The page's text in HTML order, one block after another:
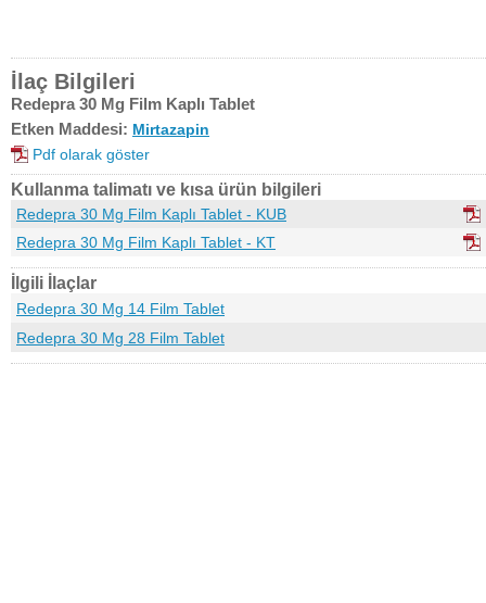
İlaç Bilgileri
Redepra 30 Mg Film Kaplı Tablet
Etken Maddesi: Mirtazapin
Pdf olarak göster
Kullanma talimatı ve kısa ürün bilgileri
Redepra 30 Mg Film Kaplı Tablet - KUB
Redepra 30 Mg Film Kaplı Tablet - KT
İlgili İlaçlar
Redepra 30 Mg 14 Film Tablet
Redepra 30 Mg 28 Film Tablet